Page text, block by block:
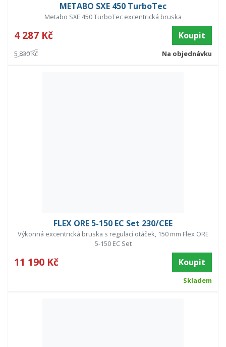
METABO SXE 450 TurboTec
Metabo SXE 450 TurboTec excentrická bruska
4 287 Kč Koupit
5 830 Kč Na objednávku
FLEX ORE 5-150 EC Set 230/CEE
Výkonná excentrická bruska s regulací otáček, 150 mm Flex ORE
5-150 EC Set
11 190 Kč Koupit
Skladem